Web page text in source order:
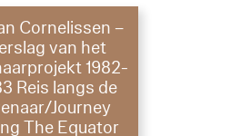
Cornelissen –
van het
1982-
Reis langs de
Journey
The Equator